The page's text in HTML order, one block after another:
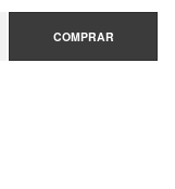
COMPRAR